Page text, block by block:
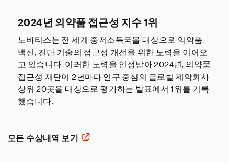
2024년 의약품 접근성 지수 1위
노바티스는 전 세계 중저소득국을 대상으로 의약품,
백신, 진단 기술의 접근성 개선을 위한 노력을 이어오
고 있습니다. 이러한 노력을 인정받아 2024년, 의약품
접근성 재단이 2년마다 연구 중심의 글로벌 제약회사
상위 20곳을 대상으로 평가하는 발표에서 1위를 기록
했습니다.
모든 수상내역 보기